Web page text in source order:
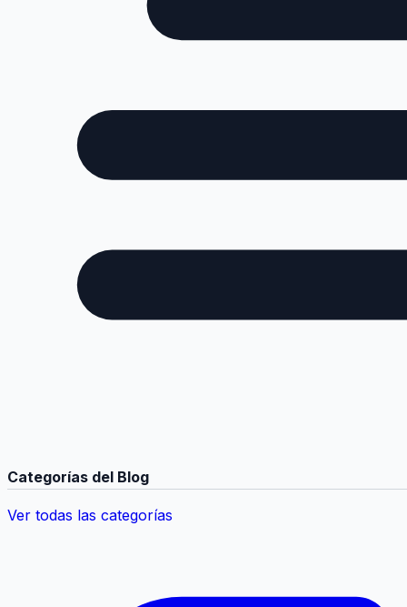
Categorías del Blog
Ver todas las categorías